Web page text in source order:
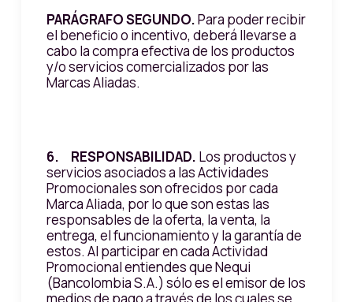
PARÁGRAFO SEGUNDO.Para poder recibir
el beneficio o incentivo, deberá llevarse a
cabo la compra efectiva de los productos
y/o servicios comercializados por las
Marcas Aliadas.
6. RESPONSABILIDAD. Los productos y
servicios asociados a las Actividades
Promocionales son ofrecidos por cada
Marca Aliada, por lo que son estas las
responsables de la oferta, la venta, la
entrega, el funcionamiento y la garantía de
estos. Al participar en cada Actividad
Promocional entiendes que Nequi
(Bancolombia S.A.) sólo es el emisor de los